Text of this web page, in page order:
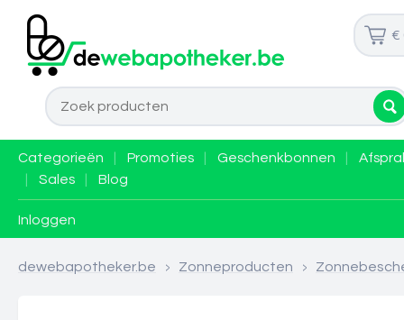
€
Categorieën Promoties Geschenkbonnen
Sales Blog
Inloggen
dewebapotheker.be > Zonneproducten >